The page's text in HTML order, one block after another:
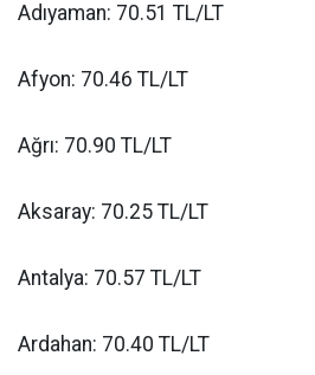
Adıyaman: 70.51 TL/LT
Afyon: 70.46 TL/LT
Ağrı: 70.90 TL/LT
Aksaray: 70.25 TL/LT
Antalya: 70.57 TL/LT
Ardahan: 70.40 TL/LT